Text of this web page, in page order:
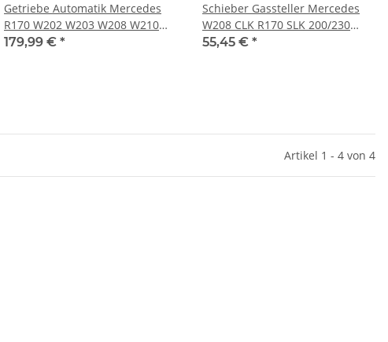
Getriebe Automatik Mercedes
R170 W202 W203 W208 W210
722616 2032700300
179,99 € *
Schieber Gassteller Mercedes
W208 CLK R170 SLK 200/230
Kompressor 1111410025
55,45 € *
Artikel 1 - 4 von 4